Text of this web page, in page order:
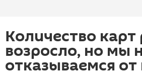
Количество карт
возросло, но мы
отказываемся